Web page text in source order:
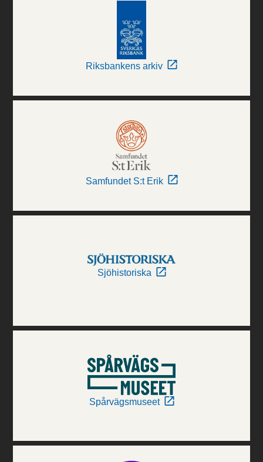
Riksbankens arkiv
Samfundet S:t Erik
Sjöhistoriska
Spårvägsmuseet